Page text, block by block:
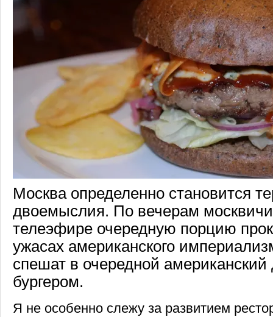
Москва определенно становится
двоемыслия. По вечерам
телеэфире очередную порцию
ужасах американского
спешат в очередной американский
бургером.
Я не особенно слежу за развитием